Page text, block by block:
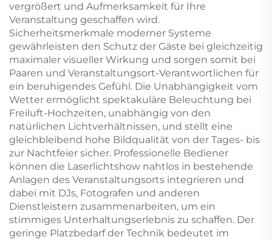
vergrößert und Aufmerksamkeit für Ihre
Veranstaltung geschaffen wird.
Sicherheitsmerkmale moderner Systeme
gewährleisten den Schutz der Gäste bei gleichzeitig
maximaler visueller Wirkung und sorgen somit bei
Paaren und Veranstaltungsort-Verantwortlichen für
ein beruhigendes Gefühl. Die Unabhängigkeit vom
Wetter ermöglicht spektakuläre Beleuchtung bei
Freiluft-Hochzeiten, unabhängig von den
natürlichen Lichtverhältnissen, und stellt eine
gleichbleibend hohe Bildqualität von der Tages- bis
zur Nachtfeier sicher. Professionelle Bediener
können die Laserlichtshow nahtlos in bestehende
Anlagen des Veranstaltungsorts integrieren und
dabei mit DJs, Fotografen und anderen
Dienstleistern zusammenarbeiten, um ein
stimmiges Unterhaltungserlebnis zu schaffen. Der
geringe Platzbedarf der Technik bedeutet im